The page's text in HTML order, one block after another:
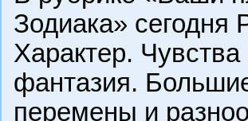
Зодиака»
Характер.
фантазия.
перемены и